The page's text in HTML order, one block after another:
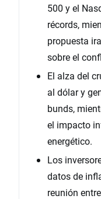
500 y el
récords,
propuesta
sobre el
El alza del
al dólar y
bunds,
el impacto
energético.
Los
datos de
reunión